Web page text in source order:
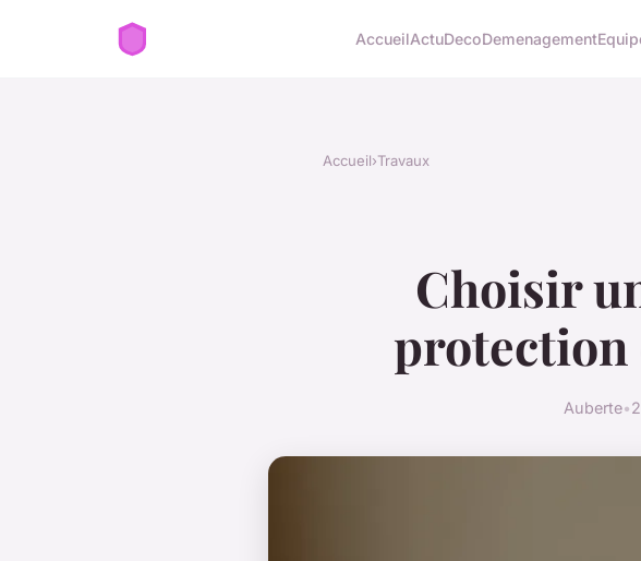
AccueilActuDecoDemenagement
Accueil›Travaux
Choisir
protection
Auberte•